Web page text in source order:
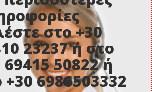
στο +30
23237 ή στο
69415 50822 ή
+30 6986503332